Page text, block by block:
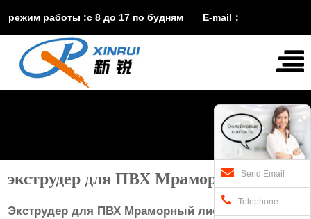
режим работы :с 8 до 17 по будням E-mail：
vira@xinruisuji.comWhatsApp： 
экструдер для ПВХ Мраморный лист
Экструдер для ПВХ Мраморный лист
Send Email
Telephone